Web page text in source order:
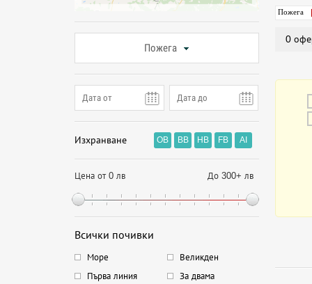
Пожега
Изхранване OB BB HB FB AI
Цена от 0 лв До 300+ лв
Всички почивки
Море
Великден
Първа линия
За двама
Пожега
0